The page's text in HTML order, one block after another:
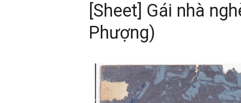
[Sheet] Gái nhà
Phượng)